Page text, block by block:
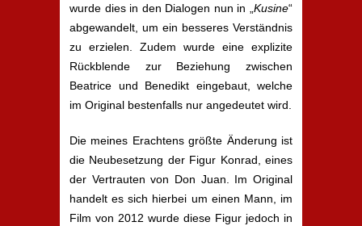
wurde dies in den Dialogen nun in „ Kusine“
abgewandelt, um ein besseres Verständnis
zu erzielen. Zudem wurde eine explizite
Rückblende zur Beziehung zwischen
Beatrice und Benedikt eingebaut, welche
im Original bestenfalls nur angedeutet wird.
Die meines Erachtens größte Änderung ist
die Neubesetzung der Figur Konrad, eines
der Vertrauten von Don Juan. Im Original
handelt es sich hierbei um einen Mann, im
Film von 2012 wurde diese Figur jedoch in